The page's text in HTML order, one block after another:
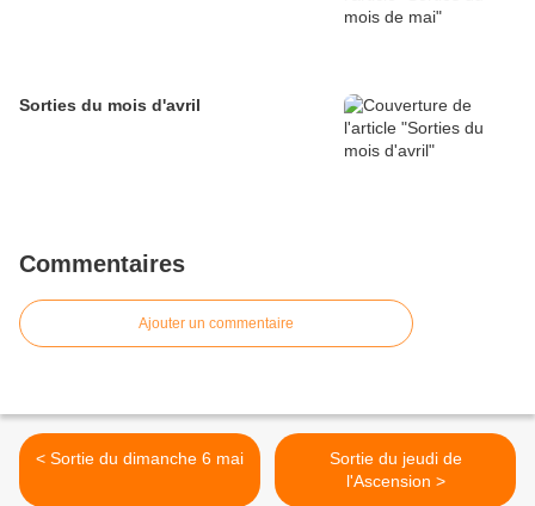
Sorties du mois d'avril
Commentaires
Ajouter un commentaire
< Sortie du dimanche 6 mai
Sortie du jeudi de
l'Ascension >